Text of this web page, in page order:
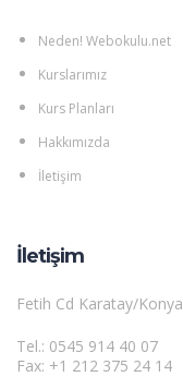
Neden! Webokulu.net
Kurslarımız
Kurs Planları
Hakkımızda
İletişim
İletişim
Fetih Cd Karatay/Konya
Tel.: 0545 914 40 07
Fax: +1 212 375 24 14